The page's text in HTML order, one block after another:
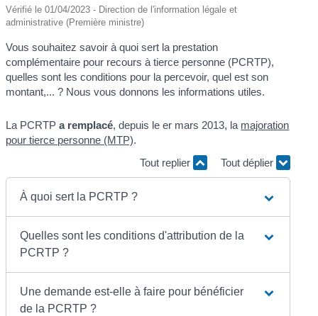
Vérifié le 01/04/2023 - Direction de l'information légale et
administrative (Première ministre)
Vous souhaitez savoir à quoi sert la prestation
complémentaire pour recours à tierce personne (PCRTP),
quelles sont les conditions pour la percevoir, quel est son
montant,... ? Nous vous donnons les informations utiles.
La PCRTPa remplacé, depuis leer mars 2013, la majoration
pour tierce personne (MTP).
Tout replier
Tout déplier
À quoi sert la PCRTP ?
Quelles sont les conditions d'attribution de la
PCRTP ?
Une demande est-elle à faire pour bénéficier
de la PCRTP ?